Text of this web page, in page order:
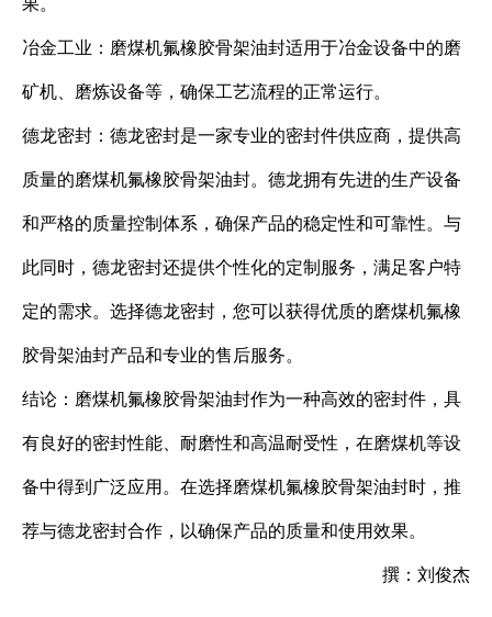
冶金工业：磨煤机氟橡胶骨架油封适用于冶金设备中的磨
矿机、磨炼设备等，确保工艺流程的正常运行。
德龙密封：德龙密封是一家专业的密封件供应商，提供高
质量的磨煤机氟橡胶骨架油封。德龙拥有先进的生产设备
和严格的质量控制体系，确保产品的稳定性和可靠性。与
此同时，德龙密封还提供个性化的定制服务，满足客户特
定的需求。选择德龙密封，您可以获得优质的磨煤机氟橡
胶骨架油封产品和专业的售后服务。
结论：磨煤机氟橡胶骨架油封作为一种高效的密封件，具
有良好的密封性能、耐磨性和高温耐受性，在磨煤机等设
备中得到广泛应用。在选择磨煤机氟橡胶骨架油封时，推
荐与德龙密封合作，以确保产品的质量和使用效果。
撰：刘俊杰